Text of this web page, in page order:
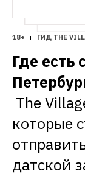
18+ ГИД THE
Где есть
The
которые